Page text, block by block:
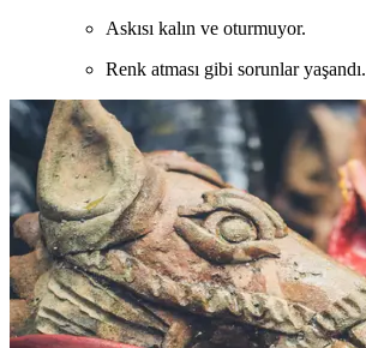
Askısı kalın ve oturmuyor.
Renk atması gibi sorunlar yaşandı.